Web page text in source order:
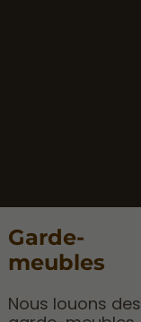
Garde-
meubles
Nous louons des